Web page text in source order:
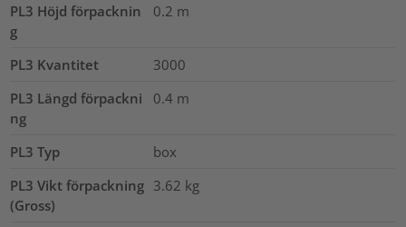
PL3 Höjd förpacknin
g
0.2 m
PL3 Kvantitet
3000
PL3 Längd förpackni
ng
0.4 m
PL3 Typ
box
PL3 Vikt förpackning
(Gross)
3.62 kg